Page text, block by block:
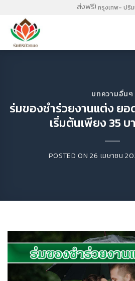
content
ส่งฟรี! กรุงเทพ- ปริ
บทความอื่นๆ
ร่มของชำร่วยงานแต่ง ยอ
เริ่มต้นเพียง 35 บ
POSTED ON26 เมษายน